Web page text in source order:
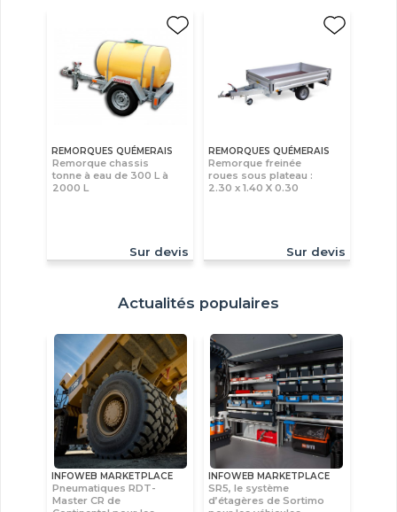
REMORQUES QUÉMERAIS
Remorque chassis
tonne à eau de 300 L à
2000 L
Sur devis
REMORQUES QUÉMERAIS
Remorque freinée
roues sous plateau :
2.30 x 1.40 X 0.30
Sur devis
Actualités populaires
INFOWEB MARKETPLACE
Pneumatiques RDT-
Master CR de
INFOWEB MARKETPLACE
SR5, le système
d’étagères de Sortimo